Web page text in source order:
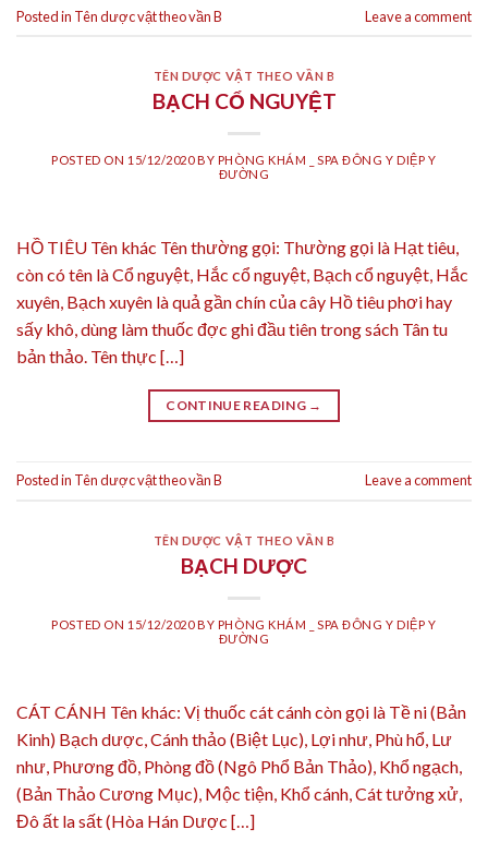
Posted in Tên dược vật theo vần B Leave a comment
TÊN DƯỢC VẬT THEO VẦN B
BẠCH CỔ NGUYỆT
POSTED ON 15/12/2020BY PHÒNG KHÁM _ SPA ĐÔNG Y DIỆP Y
ĐƯỜNG
HỒ TIÊU Tên khác Tên thường gọi: Thường gọi là Hạt tiêu,
còn có tên là Cổ nguyệt, Hắc cổ nguyệt, Bạch cổ nguyệt, Hắc
xuyên, Bạch xuyên là quả gần chín của cây Hồ tiêu phơi hay
sấy khô, dùng làm thuốc đợc ghi đầu tiên trong sách Tân tu
bản thảo. Tên thực […]
CONTINUE READING →
Posted in Tên dược vật theo vần B Leave a comment
TÊN DƯỢC VẬT THEO VẦN B
BẠCH DƯỢC
POSTED ON 15/12/2020BY PHÒNG KHÁM _ SPA ĐÔNG Y DIỆP Y
ĐƯỜNG
CÁT CÁNH Tên khác: Vị thuốc cát cánh còn gọi là Tề ni (Bản
Kinh) Bạch dược, Cánh thảo (Biệt Lục), Lợi như, Phù hổ, Lư
như, Phương đồ, Phòng đồ (Ngô Phổ Bản Thảo), Khổ ngạch,
(Bản Thảo Cương Mục), Mộc tiện, Khổ cánh, Cát tưởng xử,
Đô ất la sất (Hòa Hán Dược […]